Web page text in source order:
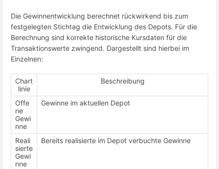
Die Gewinnentwicklung berechnet rückwirkend bis zum
festgelegten Stichtag die Entwicklung des Depots. Für die
Berechnung sind korrekte historische Kursdaten für die
Transaktionswerte zwingend. Dargestellt sind hierbei im
Einzelnen:
Chart
linie
Beschreibung
Offe
ne
Gewi
nne
Gewinne im aktuellen Depot
Reali
sierte
Gewi
nne
Bereits realisierte im Depot verbuchte Gewinne